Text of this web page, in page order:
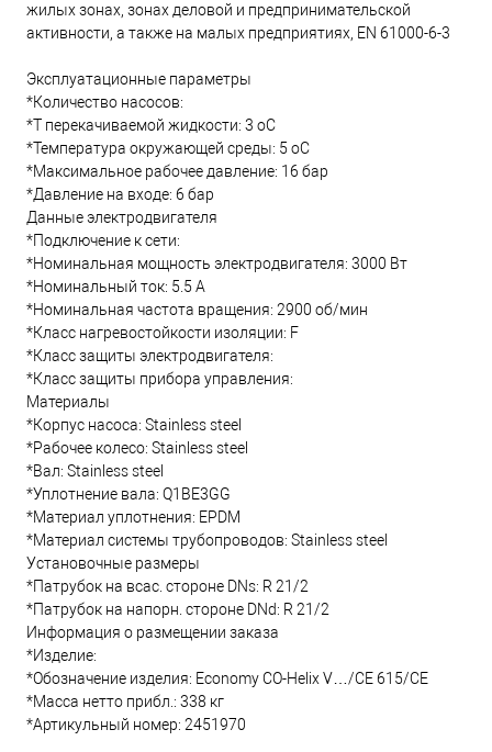
жилых зонах, зонах деловой и предпринимательской
активности, а также на малых предприятиях, EN 61000-6-3
Эксплуатационные параметры
*Количество насосов:
*T перекачиваемой жидкости: 3 oC
*Температура окружающей среды: 5 oC
*Максимальное рабочее давление: 16 бар
*Давление на входе: 6 бар
Данные электродвигателя
*Подключение к сети:
*Номинальная мощность электродвигателя: 3000 Вт
*Номинальный ток: 5.5 А
*Номинальная частота вращения: 2900 об/мин
*Класс нагревостойкости изоляции: F
*Класс защиты электродвигателя:
*Класс защиты прибора управления:
Материалы
*Корпус насоса: Stainless steel
*Рабочее колесо: Stainless steel
*Вал: Stainless steel
*Уплотнение вала: Q1BE3GG
*Материал уплотнения: EPDM
*Материал системы трубопроводов: Stainless steel
Установочные размеры
*Патрубок на всас. стороне DNs: R 21/2
*Патрубок на напорн. стороне DNd: R 21/2
Информация о размещении заказа
*Изделие:
*Обозначение изделия: Economy CO-Helix V…/CE 615/CE
*Масса нетто прибл.: 338 кг
*Артикульный номер: 2451970